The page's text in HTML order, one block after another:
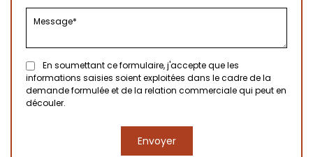
En soumettant ce formulaire, j'accepte que les
informations saisies soient exploitées dans le cadre de la
demande formulée et de la relation commerciale qui peut en
découler.